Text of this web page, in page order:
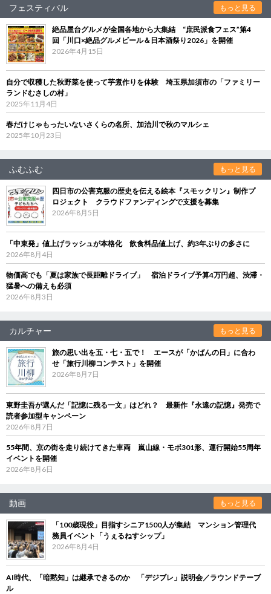
フェスティバル もっと見る
絶品屋台グルメが全国各地から大集結 “庶民派食フェス”第4
回「川口×絶品グルメビール＆日本酒祭り2026」を開催
2026年4月15日
自分で収穫した秋野菜を使って芋煮作りを体験 埼玉県加須市の「ファミリー
ランドむさしの村」
2025年11月4日
春だけじゃもったいないさくらの名所、加治川で秋のマルシェ
2025年10月23日
ふむふむ もっと見る
四日市の公害克服の歴史を伝える絵本『スモックリン』制作プ
ロジェクト クラウドファンディングで支援を募集
2026年8月5日
「中東発」値上げラッシュが本格化 飲食料品値上げ、約3年ぶりの多さに
2026年8月4日
物価高でも「夏は家族で長距離ドライブ」 宿泊ドライブ予算4万円超、渋滞・
猛暑への備えも必須
2026年8月3日
カルチャー もっと見る
旅の思い出を五・七・五で！ エースが「かばんの日」に合わ
せ「旅行川柳コンテスト」を開催
2026年8月7日
東野圭吾が選んだ「記憶に残る一文」はどれ？ 最新作『永遠の記憶』発売で
読者参加型キャンペーン
2026年8月7日
55年間、京の街を走り続けてきた車両 嵐山線・モボ301形、運行開始55周年
イベントを開催
2026年8月6日
動画 もっと見る
「100歳現役」目指すシニア1500人が集結 マンション管理代
務員イベント「うぇるねすシップ」
2026年8月4日
AI時代、「暗黙知」は継承できるのか 「デジブレ」説明会／ラウンドテーブ
ル